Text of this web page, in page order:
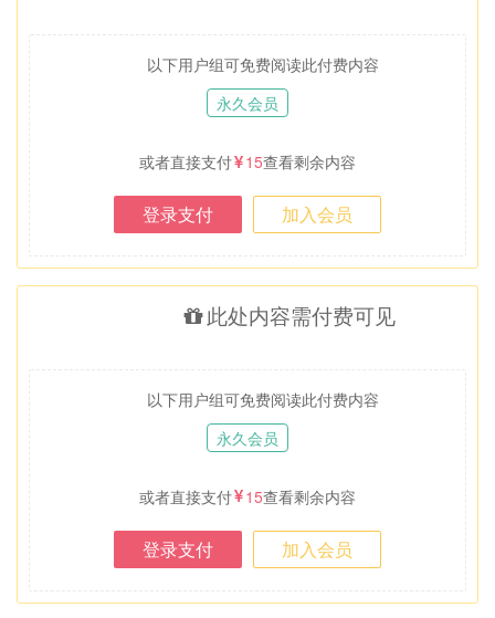
以下用户组可免费阅读此付费内容
永久会员
或者直接支付 15查看剩余内容
登录支付 加入会员
此处内容需付费可见
以下用户组可免费阅读此付费内容
永久会员
或者直接支付 15查看剩余内容
登录支付 加入会员